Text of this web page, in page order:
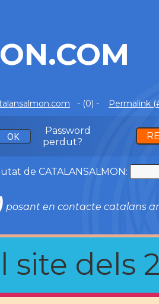
- (0) - Permalink
Password
perdut?
de CATALANSALMON:
posant en contacte catalans
dels